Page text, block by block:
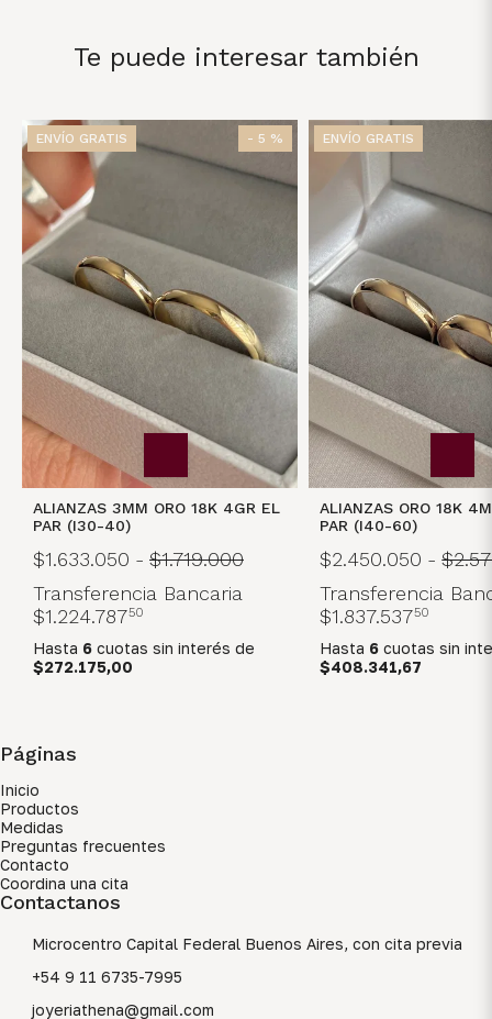
Te puede interesar también
ENVÍO GRATIS - 5 %
ALIANZAS 3MM ORO 18K 4GR EL
PAR (I30-40)
$1.633.050 - $1.719.000
Transferencia Bancaria
$1.224.78750
Hasta 6 cuotas sin interés de
$272.175,00
ENVÍO GRATIS
ALIANZAS ORO 18K
PAR (I40-60)
$2.450.050 -
Transferencia
$1.837.53750
Hasta 6 cuotas sin
$408.341,67
Páginas
Inicio
Productos
Medidas
Preguntas frecuentes
Contacto
Coordina una cita
Contactanos
Microcentro Capital Federal Buenos Aires, con cita previa
+54 9 11 6735-7995
joyeriathena@gmail.com